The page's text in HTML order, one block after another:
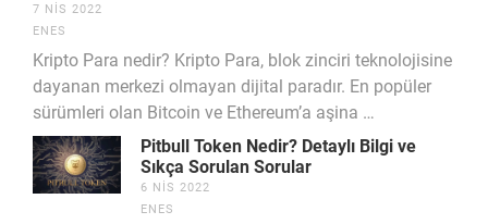
7 NIS 2022
ENES
Kripto Para nedir? Kripto Para, blok zinciri teknolojisine
dayanan merkezi olmayan dijital paradır. En popüler
sürümleri olan Bitcoin ve Ethereum’a aşina …
Pitbull Token Nedir? Detaylı Bilgi ve
Sıkça Sorulan Sorular
6 NIS 2022
ENES